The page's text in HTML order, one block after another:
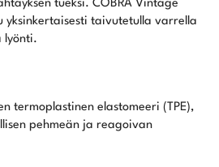
tueksi. COBRA Vintage
yksinkertaisesti taivutetulla varrella
lyönti.
termoplastinen elastomeeri (TPE),
pehmeän ja reagoivan